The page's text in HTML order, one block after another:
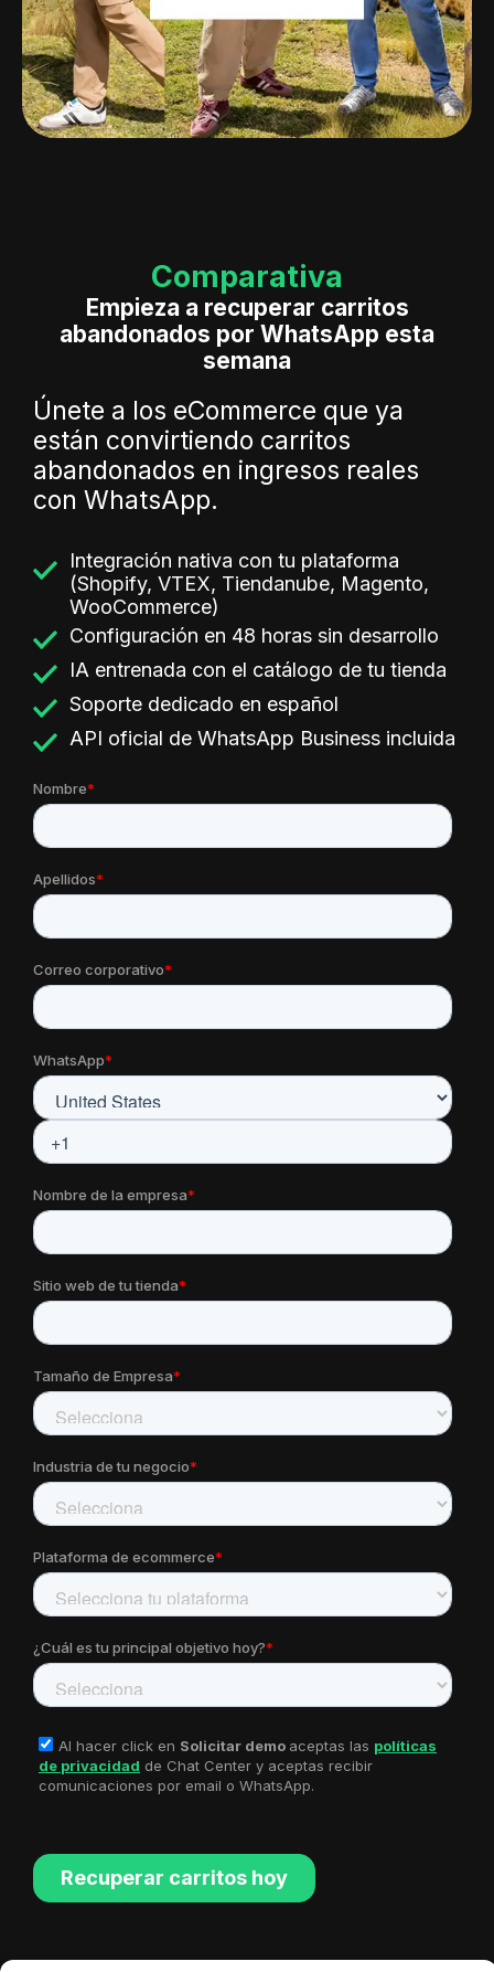
Comparativa
Empieza a recuperar carritos
abandonados por WhatsApp esta
semana
Únete a los eCommerce que ya
están convirtiendo carritos
abandonados en ingresos reales
con WhatsApp.
Integración nativa con tu plataforma
(Shopify, VTEX, Tiendanube, Magento,
WooCommerce)
Configuración en 48 horas sin desarrollo
IA entrenada con el catálogo de tu tienda
Soporte dedicado en español
API oficial de WhatsApp Business incluida